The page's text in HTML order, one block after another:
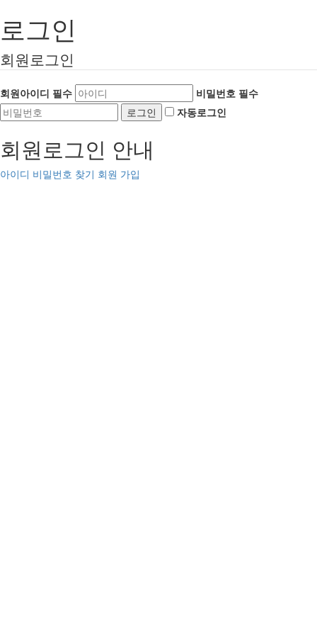
로그인
회원로그인
회원아이디 필수 비밀번호 필수
자동로그인
회원로그인 안내
아이디 비밀번호 찾기 회원 가입